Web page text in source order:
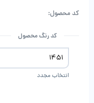
کد محصول:
کد رنگ محصول
انتخاب مجدد